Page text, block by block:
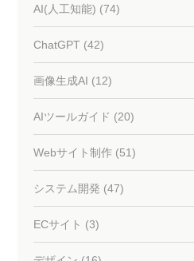
AI(人工知能) (74)
ChatGPT (42)
画像生成AI (12)
AIツールガイド (20)
Webサイト制作 (51)
システム開発 (47)
ECサイト (3)